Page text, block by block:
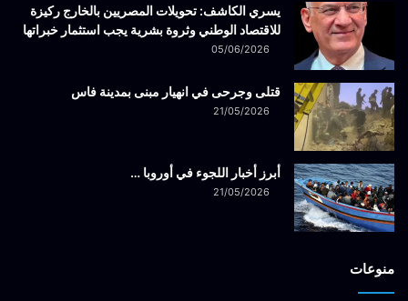
يسري الكاشف: تحويلات المصريين بالخارج ركيزة
للاقتصاد الوطني وثروة بشرية يجب استثمار خبراتها
05/06/2026
قتلى وجرحى في انهيار مبنى بمدينة فاس
21/05/2026
أبرز أخبار اللجوء في أوروبا …
21/05/2026
منوعات